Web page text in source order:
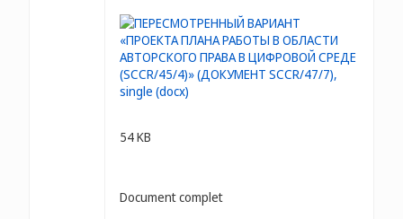
54 KB
Document complet